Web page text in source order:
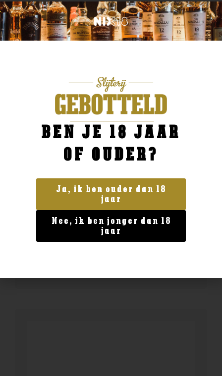
Bier
Othmar Bock
2,75
BEN JE 18 JAAR
OF OUDER?
Ja, ik ben ouder dan 18
jaar
Nee, ik ben jonger dan 18
jaar